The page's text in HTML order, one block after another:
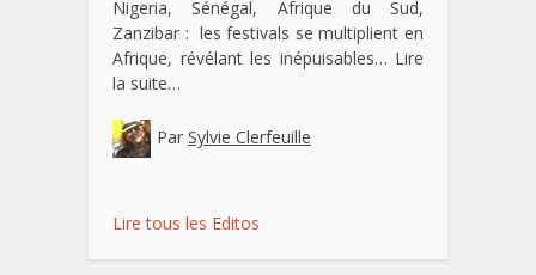
Nigeria, Sénégal, Afrique du Sud,
Zanzibar : les festivals se multiplient en
Afrique, révélant les inépuisables… Lire
la suite…
Par Sylvie Clerfeuille
Lire tous les Editos